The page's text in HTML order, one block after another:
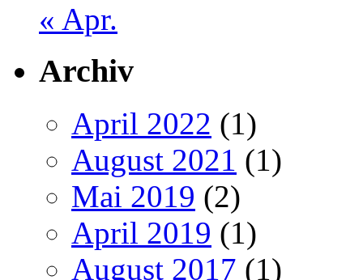
« Apr.
Archiv
April 2022 (1)
August 2021 (1)
Mai 2019 (2)
April 2019 (1)
August 2017 (1)